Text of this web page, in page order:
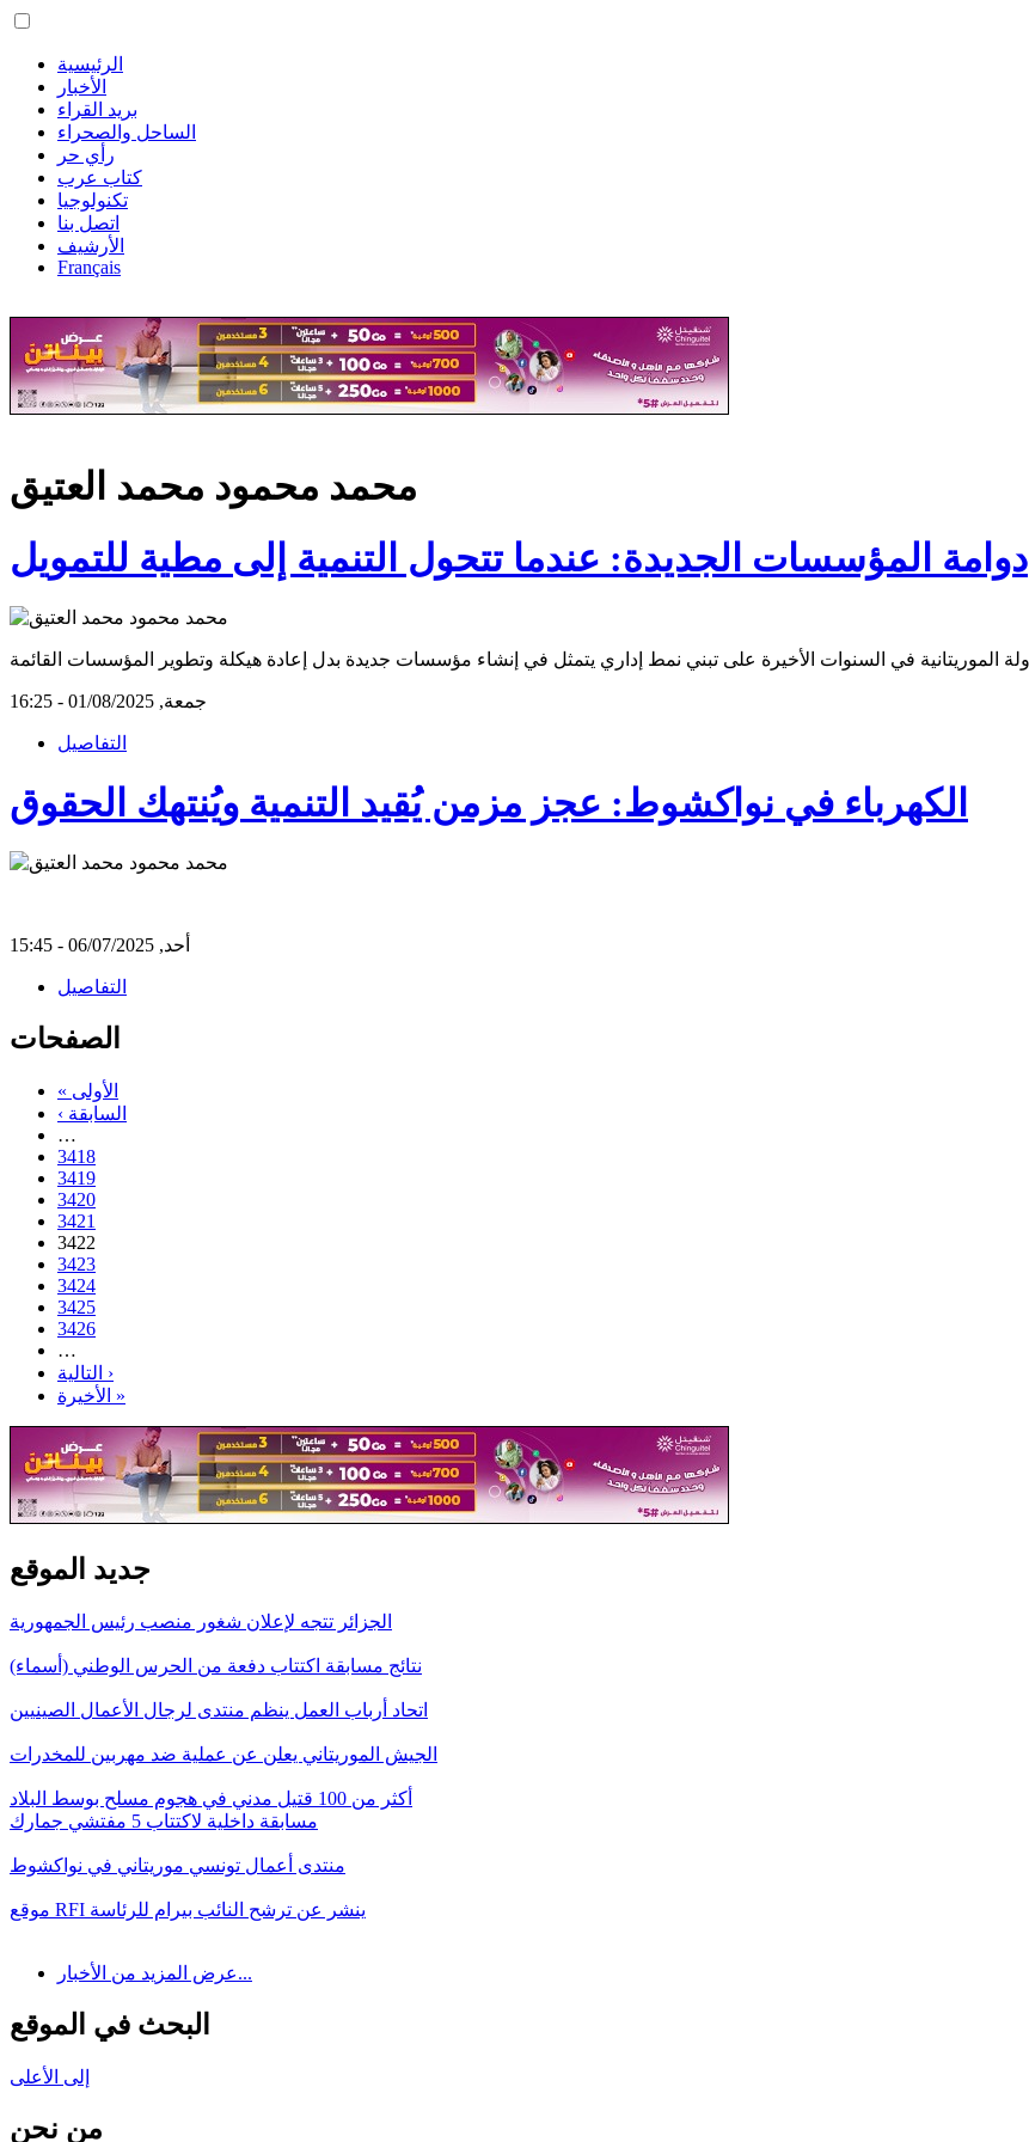
الرئيسية
الأخبار
بريد القراء
الساحل والصحراء
رأي حر
كتاب عرب
تكنولوجيا
اتصل بنا
الأرشيف
Français
محمد محمود محمد العتيق
دوامة المؤسسات الجديدة: عندما تتحول التنمية إلى مطية للتمويل
جمعة, 01/08/2025 - 16:25
التفاصيل
الكهرباء في نواكشوط: عجز مزمن يُقيد التنمية ويُنتهك الحقوق
أحد, 06/07/2025 - 15:45
التفاصيل
الصفحات
« الأولى
‹ السابقة
…
3418
3419
3420
3421
3422
3423
3424
3425
3426
…
التالية ›
الأخيرة »
جديد الموقع
الجزائر تتجه لإعلان شغور منصب رئيس الجمهورية
نتائج مسابقة اكتتاب دفعة من الحرس الوطني (أسماء)
اتحاد أرباب العمل ينظم منتدى لرجال الأعمال الصينيين
الجيش الموريتاني يعلن عن عملية ضد مهربين للمخدرات
أكثر من 100 قتيل مدني في هجوم مسلح بوسط البلاد
مسابقة داخلية لاكتتاب 5 مفتشي جمارك
منتدى أعمال تونسي موريتاني في نواكشوط
موقع RFI ينشر عن ترشح النائب بيرام للرئاسة
عرض المزيد من الأخبار...
البحث في الموقع
إلى الأعلى
من نحن